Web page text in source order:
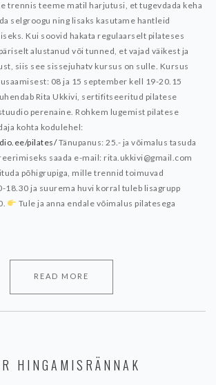
trennis teeme matil harjutusi, et tugevdada keha
selgroogu ning lisaks kasutame hantleid
Kui soovid hakata regulaarselt pilateses
alustanud või tunned, et vajad väikest ja
siis see sissejuhatv kursus on sulle. Kursus
08 ja 15 september kell 19-20.15
Rita Ukkivi, sertifitseeritud pilatese
perenaine. Rohkem lugemist pilatese
kohta kodulehel:
pilates/Tänupanus: 25.- ja võimalus tasuda
saada e-mail: rita.ukkivi@gmail.com
põhigrupiga, mille trennid toimuvad
18.30 ja suurema huvi korral tuleb lisagrupp
Tule ja anna endale võimalus pilatesega
READ MORE
HINGAMISRÄNNAK